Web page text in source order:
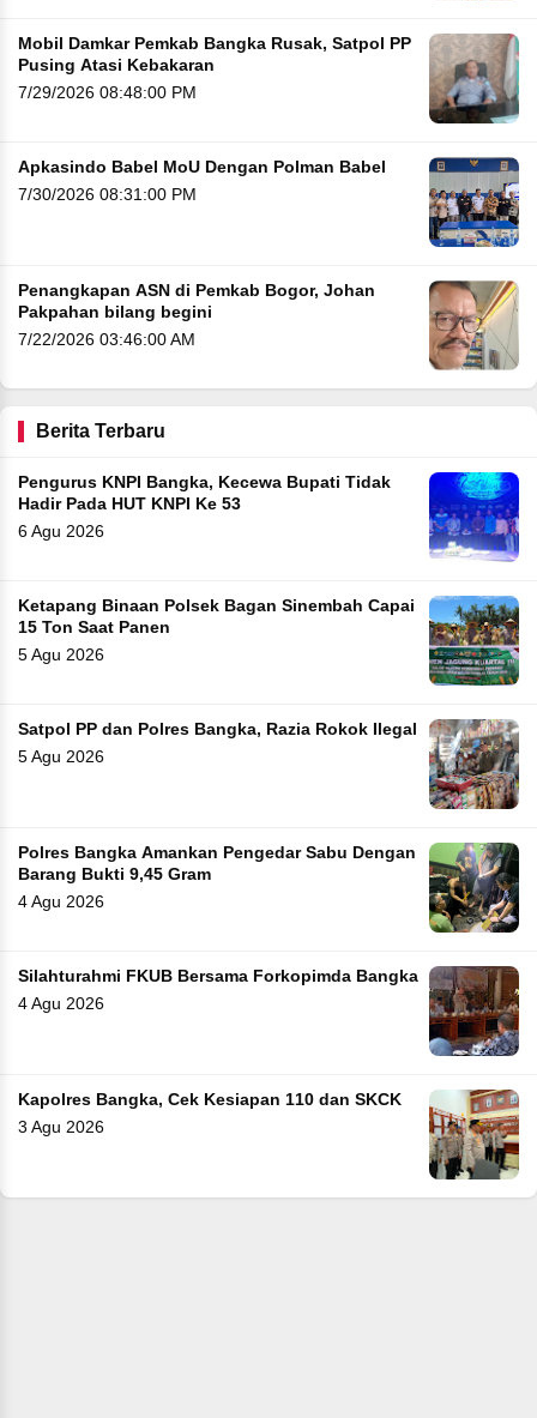
Mobil Damkar Pemkab Bangka Rusak, Satpol PP
Pusing Atasi Kebakaran
7/29/2026 08:48:00 PM
Apkasindo Babel MoU Dengan Polman Babel
7/30/2026 08:31:00 PM
Penangkapan ASN di Pemkab Bogor, Johan
Pakpahan bilang begini
7/22/2026 03:46:00 AM
Berita Terbaru
Pengurus KNPI Bangka, Kecewa Bupati Tidak
Hadir Pada HUT KNPI Ke 53
6 Agu 2026
Ketapang Binaan Polsek Bagan Sinembah Capai
15 Ton Saat Panen
5 Agu 2026
Satpol PP dan Polres Bangka, Razia Rokok Ilegal
5 Agu 2026
Polres Bangka Amankan Pengedar Sabu Dengan
Barang Bukti 9,45 Gram
4 Agu 2026
Silahturahmi FKUB Bersama Forkopimda Bangka
4 Agu 2026
Kapolres Bangka, Cek Kesiapan 110 dan SKCK
3 Agu 2026